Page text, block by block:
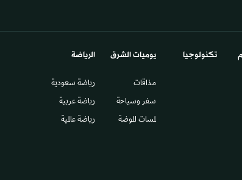
تكنولوجيا يوميات الشرق​
مذاقات
سفر وسياحة
لمسات الموضة
الرياضة
رياضة سعودية
رياضة عربية
رياضة عالمية